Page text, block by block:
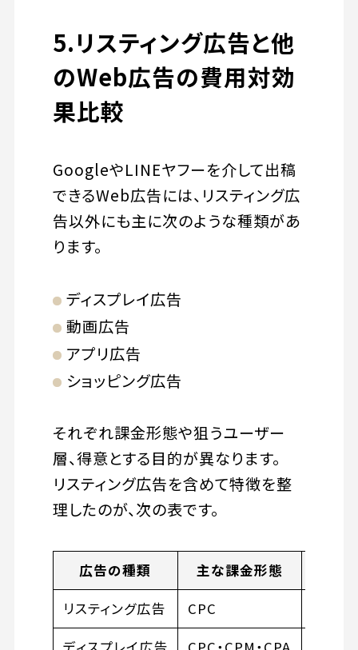
5.リスティング広告と他
のWeb広告の費用対効
果比較
GoogleやLINEヤフーを介して出稿
できるWeb広告には、リスティング広
告以外にも主に次のような種類があ
ります。
ディスプレイ広告
動画広告
アプリ広告
ショッピング広告
それぞれ課金形態や狙うユーザー
層、得意とする目的が異なります。
リスティング広告を含めて特徴を整
理したのが、次の表です。
広告の種類 主な課金形態
リスティング広告
CPC